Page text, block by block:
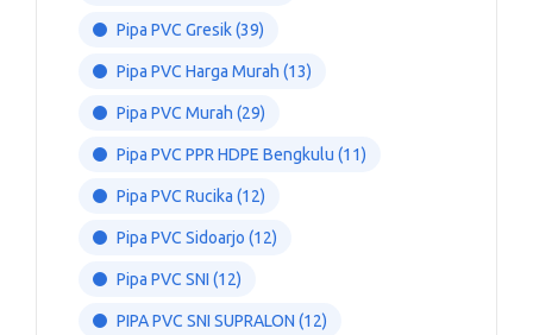
Pipa PVC Gresik(39)
Pipa PVC Harga Murah (13)
Pipa PVC Murah (29)
Pipa PVC PPR HDPE Bengkulu (11)
Pipa PVC Rucika (12)
Pipa PVC Sidoarjo (12)
Pipa PVC SNI (12)
PIPA PVC SNI SUPRALON (12)